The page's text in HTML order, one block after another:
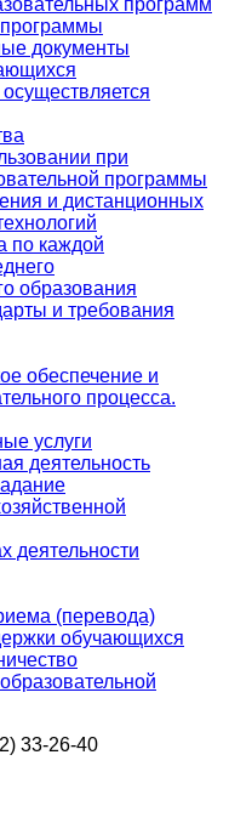
программ
документы
при
программы
и дистанционных
по каждой
образования
и требования
обеспечение и
процесса.
услуги
деятельность
деятельности
(перевода)
обучающихся
33-26-40